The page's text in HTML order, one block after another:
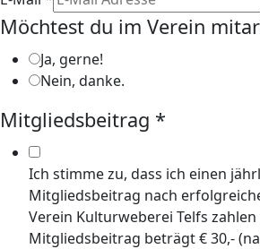
Möchtest du im Verein
Ja, gerne!
Nein, danke.
Mitgliedsbeitrag *
Ich stimme zu, dass ich einen
Mitgliedsbeitrag nach
Verein Kulturweberei Telfs
Mitgliedsbeitrag beträgt € 30,-